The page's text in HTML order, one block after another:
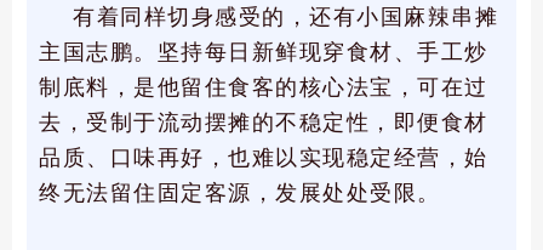
有着同样切身感受的，还有小国麻辣串摊
主国志鹏。坚持每日新鲜现穿食材、手工炒
制底料，是他留住食客的核心法宝，可在过
去，受制于流动摆摊的不稳定性，即便食材
品质、口味再好，也难以实现稳定经营，始
终无法留住固定客源，发展处处受限。